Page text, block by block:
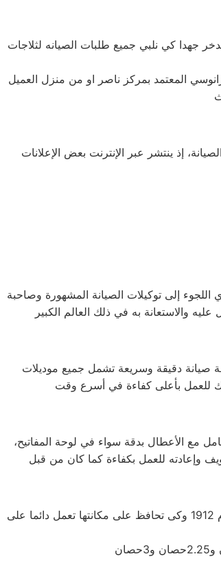
جهدا كي نلبي جميع طلبات الصيانه لثلاجات
إذ ينتشر عبر الإنترنت بعض الإعلانات
إلى توكيلات الصيانة المشهورة وصاحبة
صيانة دقيقة وسريعة تشمل جميع موديلات
مع الأعطال بدقة سواء في لوحة المفاتيح،
شركة زانوسي اليابانيه من افضل الشركات التى توجد فى اسواق المكيفات وتوفر لنا افضل الاجهزه المنزليه التى تحتاجها، تأسست شركة زانوسي منذ عام 1912 وكى تحافظ على مكانتها تعمل دائما على